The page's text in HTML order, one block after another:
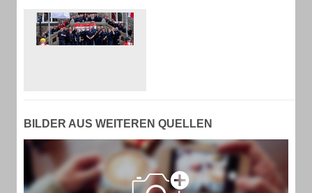
BILDER AUS WEITEREN QUELLEN